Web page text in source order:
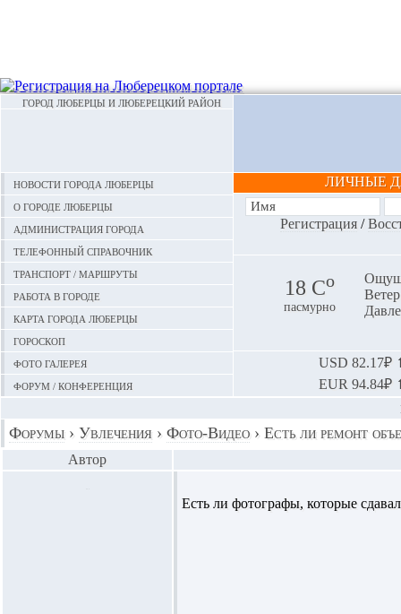
ГОРОД ЛЮБЕРЦЫ И ЛЮБЕРЕЦКИЙ РАЙОН
Новости города Люберцы
О городе Люберцы
Администрация города
Телефонный справочник
Транспорт / маршруты
Работа в городе
Карта города Люберцы
Гороскоп
Фото галерея
Форум / конференция
ЛИЧНЫЕ
Регистрация/
18 Сo
пасмурно
USD 82.17₽
EUR 94.84₽
Форумы › Увлечения › Фото-Видео › Есть ли ремонт
Автор
Есть ли фотографы, которые